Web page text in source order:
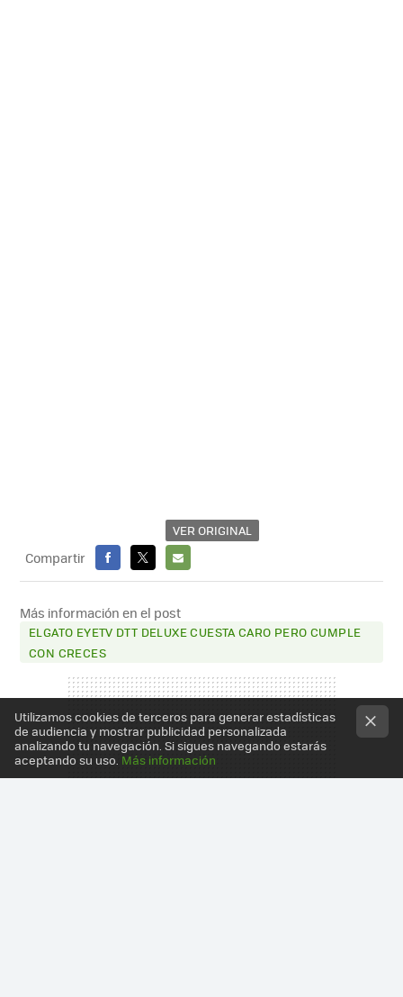
VER ORIGINAL
Compartir
FACEBOOK
X
E-
MAIL
Más información en el post
ELGATO EYETV DTT DELUXE CUESTA CARO PERO CUMPLE
CON CRECES
Utilizamos cookies de terceros para generar estadísticas
de audiencia y mostrar publicidad personalizada
analizando tu navegación. Si sigues navegando estarás
aceptando su uso. Más información